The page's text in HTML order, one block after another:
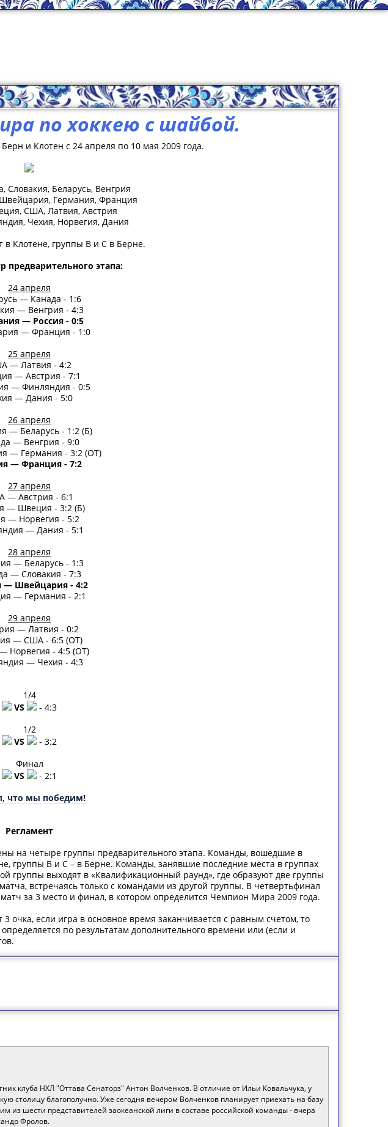
по хоккею с шайбой.
и Клотен c 24 апреля по 10 мая 2009 года.
Словакия, Беларусь, Венгрия
Германия, Франция
США, Латвия, Австрия
Чехия, Норвегия, Дания
в Клотене, группы B и C в Берне.
предварительного этапа:
24 апреля
— Канада - 1:6
— Венгрия - 4:3
— Россия - 0:5
— Франция - 1:0
25 апреля
— Латвия - 4:2
— Австрия - 7:1
— Финляндия - 0:5
— Дания - 5:0
26 апреля
— Беларусь - 1:2 (Б)
— Венгрия - 9:0
— Германия - 3:2 (ОТ)
— Франция - 7:2
27 апреля
— Австрия - 6:1
— Швеция - 3:2 (Б)
— Норвегия - 5:2
— Дания - 5:1
28 апреля
— Беларусь - 1:3
— Словакия - 7:3
— Швейцария - 4:2
— Германия - 2:1
29 апреля
— Латвия - 0:2
— США - 6:5 (ОТ)
Норвегия - 4:5 (ОТ)
— Чехия - 4:3
1/4
VS
- 4:3
1/2
VS
- 3:2
Финал
VS
- 2:1
что мы победим!
Регламент
на четыре группы предварительного этапа. Команды, вошедшие в
группы В и С – в Берне. Команды, занявшие последние места в группах
группы выходят в «Квалификационный раунд», где образуют две группы
встречаясь только с командами из другой группы. В четвертьфинал
за 3 место и финал, в котором определится Чемпион Мира 2009 года.
очка, если игра в основное время заканчивается с равным счетом, то
по результатам дополнительного времени или (если и
клуба НХЛ "Оттава Сенаторз" Антон Волченков. В отличие от Ильи Ковальчука, у
столицу благополучно. Уже сегодня вечером Волченков планирует приехать на базу
из шести представителей заокеанской лиги в составе российской команды - вчера
Фролов.